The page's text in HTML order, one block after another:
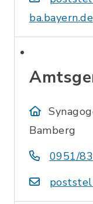
ba.bayern.de
Bamberg
0951/